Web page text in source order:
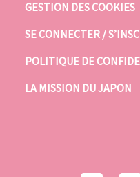
GESTION DES COOKIES
SE CONNECTER /
POLITIQUE DE
LA MISSION DU JAPON